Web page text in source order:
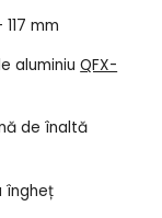
mm
aluminiuQFX-
de înaltă
îngheț